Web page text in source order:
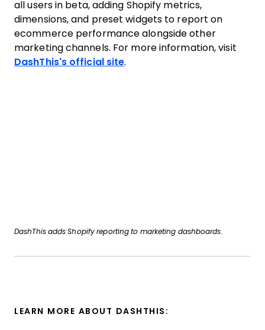
DashThis adds Shopify reporting to marketing dashboards.
all users in beta, adding Shopify metrics,
dimensions, and preset widgets to report on
ecommerce performance alongside other
marketing channels. For more information, visit
DashThis's official site.
LEARN MORE ABOUT DASHTHIS: